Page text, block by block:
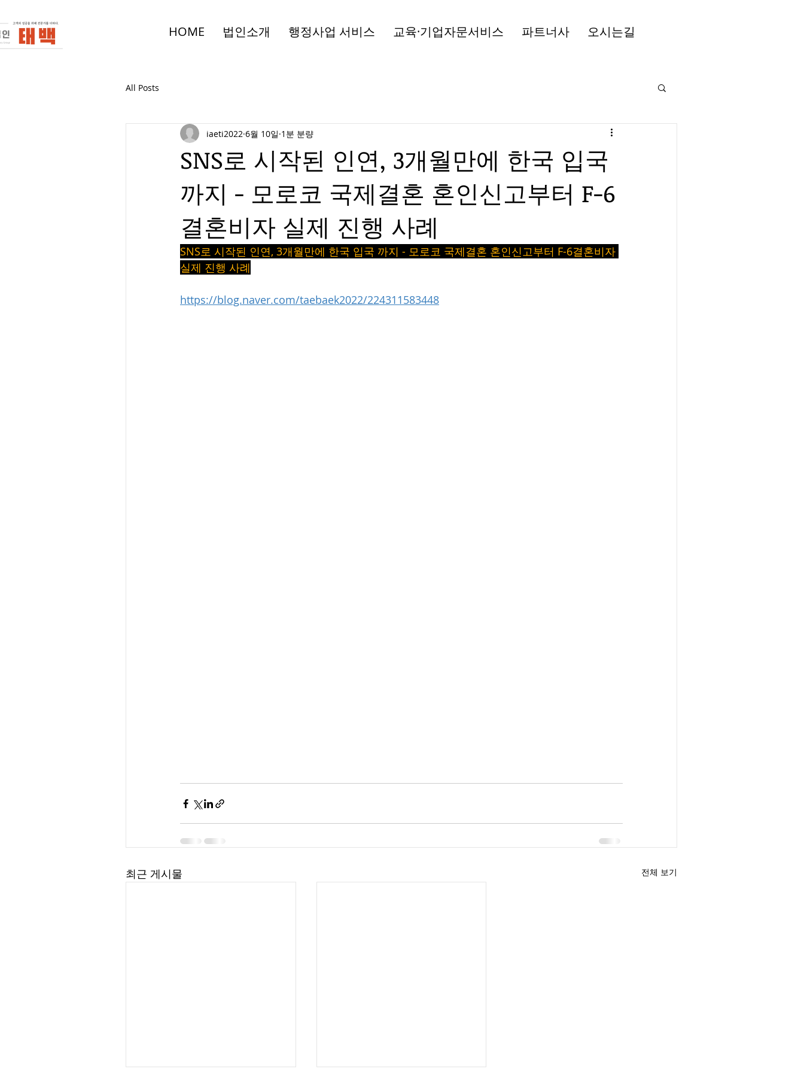
HOME 법인소개 행정사업 서비스 교육·기업자문서비스 파트너사 오시는길
All Posts
SNS로 시작된 인연, 3개월만에 한국 입국
까지 - 모로코 국제결혼 혼인신고부터 F-6
결혼비자 실제 진행 사례
iaeti2022 6월 10일 1분 분량
SNS로 시작된 인연, 3개월만에 한국 입국 까지 - 모로코 국제결혼 혼인신고부터 F-6결혼비자
실제 진행 사례
https://blog.naver.com/taebaek2022/224311583448
최근 게시물 전체 보기